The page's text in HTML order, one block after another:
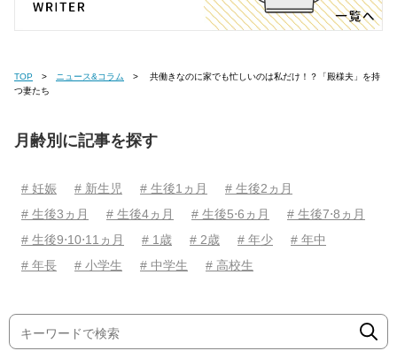
TOP ニュース&コラム
つ妻たち
月齢別に記事を探す
# 妊娠 # 新生児 # 生後1ヵ月
# 生後2ヵ月
# 生後3ヵ月
# 生後4ヵ月 # 生後5⋅6ヵ月
# 生後7⋅8ヵ月
# 生後9⋅10⋅11ヵ月
# 1歳 # 2歳 # 年少
# 年中
# 年長
# 小学生 # 中学生 # 高校生